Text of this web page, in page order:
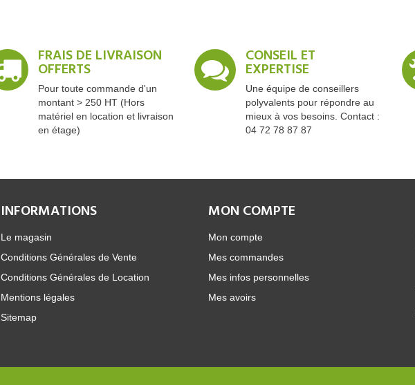
FRAIS DE LIVRAISON
OFFERTS
Pour toute commande d'un
montant > 250 HT (Hors
matériel en location et livraison
en étage)
CONSEIL ET
EXPERTISE
Une équipe de conseillers
polyvalents pour répondre au
mieux à vos besoins. Contact :
04 72 78 87 87
INFORMATIONS
Le magasin
Conditions Générales de Vente
Conditions Générales de Location
Mentions légales
Sitemap
MON COMPTE
Mon compte
Mes commandes
Mes infos personnelles
Mes avoirs